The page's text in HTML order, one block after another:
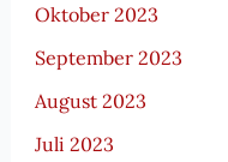
Oktober 2023
September 2023
August 2023
Juli 2023